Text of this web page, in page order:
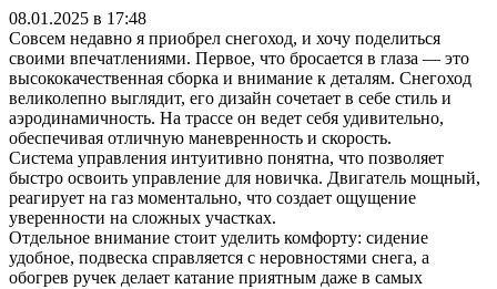
08.01.2025 в 17:48
Совсем недавно я приобрел снегоход, и хочу поделиться
своими впечатлениями. Первое, что бросается в глаза — это
высококачественная сборка и внимание к деталям. Снегоход
великолепно выглядит, его дизайн сочетает в себе стиль и
аэродинамичность. На трассе он ведет себя удивительно,
обеспечивая отличную маневренность и скорость.
Система управления интуитивно понятна, что позволяет
быстро освоить управление для новичка. Двигатель мощный,
реагирует на газ моментально, что создает ощущение
уверенности на сложных участках.
Отдельное внимание стоит уделить комфорту: сидение
удобное, подвеска справляется с неровностями снега, а
обогрев ручек делает катание приятным даже в самых